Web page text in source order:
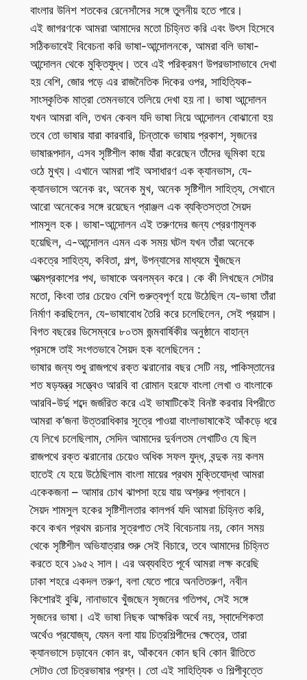
বাংলার উনিশ শতকের রেনেসাঁসের সঙ্গে তুলনীয় হতে পারে।
এই জাগরণকে আমরা আমাদের মতো চিহ্নিত করি এবং উৎস হিসেবে
সঠিকভাবেই বিবেচনা করি ভাষা-আন্দোলনকে, আমরা বলি ভাষা-
আন্দোলন থেকে মুক্তিযুদ্ধ। তবে এই পরিক্রমণ উপরভাসাভাবে দেখা
হয় বেশি, জোর পড়ে এর রাজনৈতিক দিকের ওপর, সাহিত্যিক-
সাংস্কৃতিক মাত্রা তেমনভাবে তলিয়ে দেখা হয় না। ভাষা আন্দোলন
যখন আমরা বলি, তখন কেবল যদি ভাষা নিয়ে আন্দোলন বোঝানো হয়
তবে তো ভাষার যারা কারবারি, চিন্তাকে ভাষায় প্রকাশ, সৃজনের
ভাষারূপদান, এসব সৃষ্টিশীল কাজ যাঁরা করেছেন তাঁদের ভূমিকা হয়ে
ওঠে মুখ্য। এখানে আমরা পাই অসাধারণ এক ক্যানভাস, যে-
ক্যানভাসে অনেক রং, অনেক মুখ, অনেক সৃষ্টিশীল সাহিত্য, সেখানে
আরো অনেকের সঙ্গে রয়েছেন প্রাঞ্জল এক ব্যক্তিসত্তা সৈয়দ
শামসুল হক। ভাষা-আন্দোলন এই তরুণদের জন্য প্রেরণামূলক
হয়েছিল, এ-আন্দোলন এমন এক সময় ঘটল যখন তাঁরা অনেকে
একত্রে সাহিত্য, কবিতা, গল্প, উপন্যাসের মাধ্যমে খুঁজছেন
আত্মপ্রকাশের পথ, ভাষাকে অবলম্বন করে। কে কী লিখছেন সেটার
মতো, কিংবা তার চেয়েও বেশি গুরুত্বপূর্ণ হয়ে উঠেছিল যে-ভাষা তাঁরা
নির্মাণ করছিলেন, যে-ভাষাবোধ তৈরি করে চলেছিলেন, সেই প্রয়াস।
বিগত বছরের ডিসেম্বরে ৮০তম জন্মবার্ষিকীর অনুষ্ঠানে বাহান্ন
প্রসঙ্গে তাই সংগতভাবে সৈয়দ হক বলেছিলেন :
ভাষার জন্য শুধু রাজপথে রক্ত ঝরানোর বছর সেটি নয়, পাকিস্তানের
শত ষড়যন্ত্র সত্ত্বেও আরবি বা রোমান হরফে বাংলা লেখা ও বাংলাকে
আরবি-উর্দু শব্দে জর্জরিত করে এই ভাষাটিকেই বিনষ্ট করবার বিপরীতে
আমরা ক’জনা উত্তরাধিকার সূত্রে পাওয়া বাংলাভাষাকেই আঁকড়ে ধরে
যে লিখে চলেছিলাম, সেদিন আমাদের দুর্বলতম লেখাটিও যে ছিল
রাজপথে রক্ত ঝরানোর চেয়েও অধিক সফল যুদ্ধ, বন্দুক নয় কলম
হাতেই যে হয়ে উঠেছিলাম বাংলা মায়ের প্রথম মুক্তিযোদ্ধা আমরা
একেকজনা – আমার চোখ ঝাপসা হয়ে যায় অশ্রুর প্লাবনে।
সৈয়দ শামসুল হকের সৃষ্টিশীলতার কালপর্ব যদি আমরা চিহ্নিত করি,
কবে কখন প্রথম রচনার সূত্রপাত সেই বিবেচনায় নয়, কোন সময়
থেকে সৃষ্টিশীল অভিযাত্রার শুরু সেই বিচারে, তবে আমাদের চিহ্নিত
করতে হবে ১৯৫২ সাল। এর অব্যবহিত পূর্বে আমরা লক্ষ করেছি
ঢাকা শহরে একদল তরুণ, বলা যেতে পারে অনতিতরুণ, নবীন
কিশোরই বুঝি, নানাভাবে খুঁজছেন সৃজনের গতিপথ, সেই সঙ্গে
সৃজনের ভাষা। এই ভাষা নিছক আক্ষরিক অর্থে নয়, স্বাদেশিকতা
অর্থেও প্রযোজ্য, যেমন বলা যায় চিত্রশিল্পীদের ক্ষেত্রে, তারা
ক্যানভাসে চড়াবেন কোন রং, আঁকবেন কোন ছবি কোন রীতিতে
সেটাও তো চিত্রভাষার প্রশ্ন। তো এই সাহিত্যিক ও শিল্পীবৃত্তে